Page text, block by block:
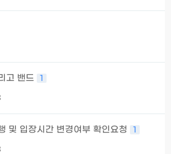
고 밴드 1
및 입장시간 변경여부 확인요청 1